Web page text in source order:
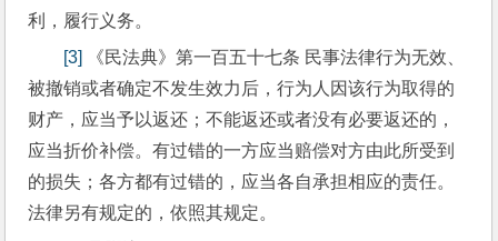
利，履行义务。
[3]
《民法典》第一百五十七条 民事法律行为无效、
被撤销或者确定不发生效力后，行为人因该行为取得的
财产，应当予以返还；不能返还或者没有必要返还的，
应当折价补偿。有过错的一方应当赔偿对方由此所受到
的损失；各方都有过错的，应当各自承担相应的责任。
法律另有规定的，依照其规定。